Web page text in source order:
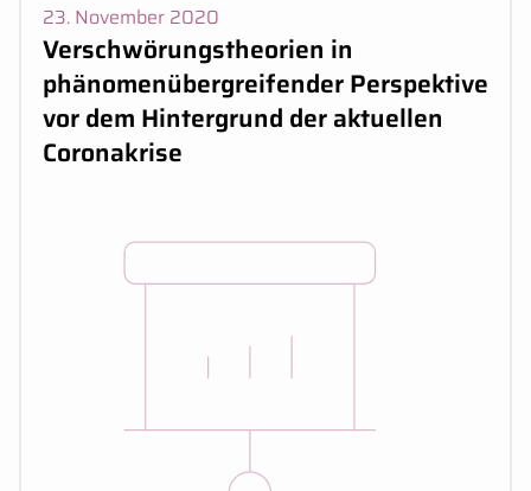
Verschwörungstheorien in
phänomenübergreifender Perspektive
vor dem Hintergrund der aktuellen
Coronakrise
Veranstaltungsdaten:
23. November 2020